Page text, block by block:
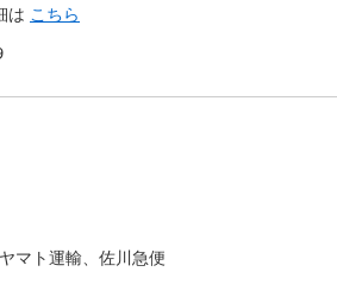
は こちら
マト運輸、佐川急便